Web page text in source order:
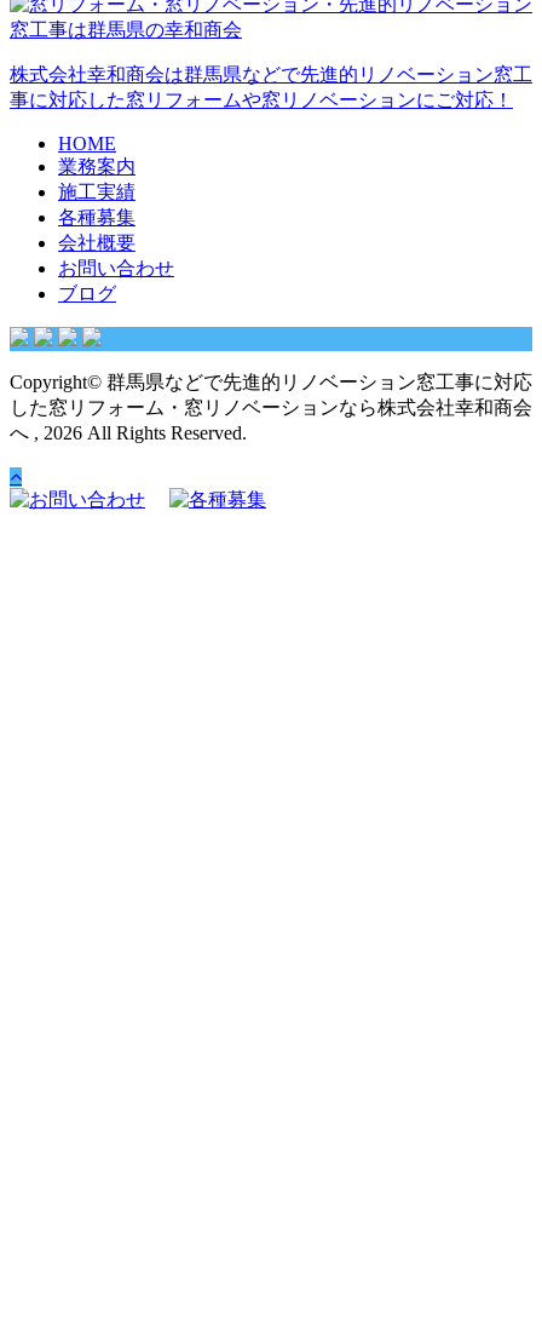
株式会社幸和商会は群馬県などで先進的リノベーション窓工
事に対応した窓リフォームや窓リノベーションにご対応！
HOME
業務案内
施工実績
各種募集
会社概要
お問い合わせ
ブログ
Copyright© 群馬県などで先進的リノベーション窓工事に対応
した窓リフォーム・窓リノベーションなら株式会社幸和商会
へ , 2026 All Rights Reserved.